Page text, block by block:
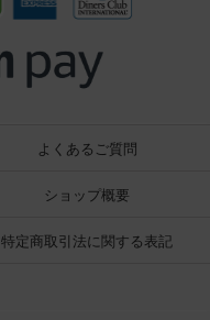
よくあるご質問
ショップ概要
特定商取引法に関する表記